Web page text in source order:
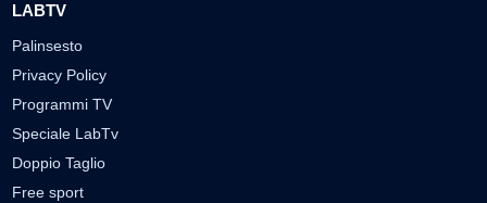
LABTV
Palinsesto
Privacy Policy
Programmi TV
Speciale LabTv
Doppio Taglio
Free sport